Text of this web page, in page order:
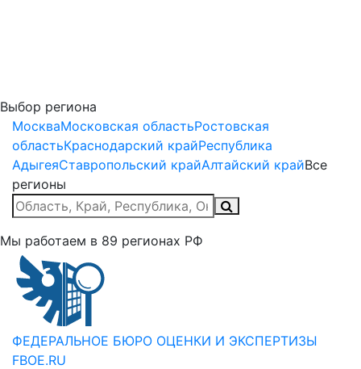
Выбор региона
МоскваМосковская областьРостовская
областьКраснодарский крайРеспублика
АдыгеяСтавропольский крайАлтайский крайВсе
регионы
Мы работаем в 89 регионах РФ
ФЕДЕРАЛЬНОЕ БЮРО ОЦЕНКИ И ЭКСПЕРТИЗЫ
FBOE.RU